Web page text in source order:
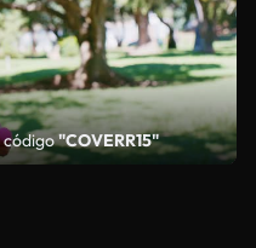
código"COVERR15"